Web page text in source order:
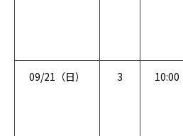
09/21（日） 3 10:00